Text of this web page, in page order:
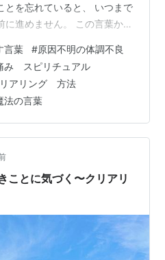
とを忘れていると、 いつまで
に進めません。 この言葉から
体にいいことや、 体に優し
いるのに、 なかなか思うよ
んな時、体を治したいな
、です。 例えば、心でも体
れたと感じた時、 なぜ悲しい
言葉 #原因不明の体調不良
み スピリチュアル
アリング 方法
法の言葉
ことに気づく〜クリアリ